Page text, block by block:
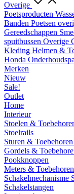
Overige
Poetsproducten
Banden Poetsen
Gereedschappen
spuitbussen Overige
Kleding Helmen &
Honda
Merken
Nieuw
Sale!
Outlet
Home
Interieur
Stoelen &
Stoelrails
Sturen & Toebehoren
Gordels &
Pookknoppen
Meters & Toebehoren
Schakelmechanisme
Schakelstangen